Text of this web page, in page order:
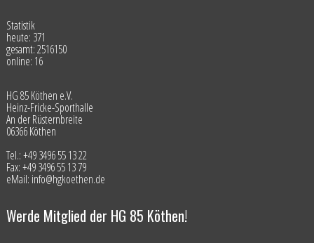
Statistik
heute: 371
gesamt: 2516150
online: 16
HG 85 Köthen e.V.
Heinz-Fricke-Sporthalle
An der Rüsternbreite
06366 Köthen
Tel.: +49 3496 55 13 22
Fax: +49 3496 55 13 79
eMail: info@hgkoethen.de
Werde Mitglied der HG 85 Köthen!